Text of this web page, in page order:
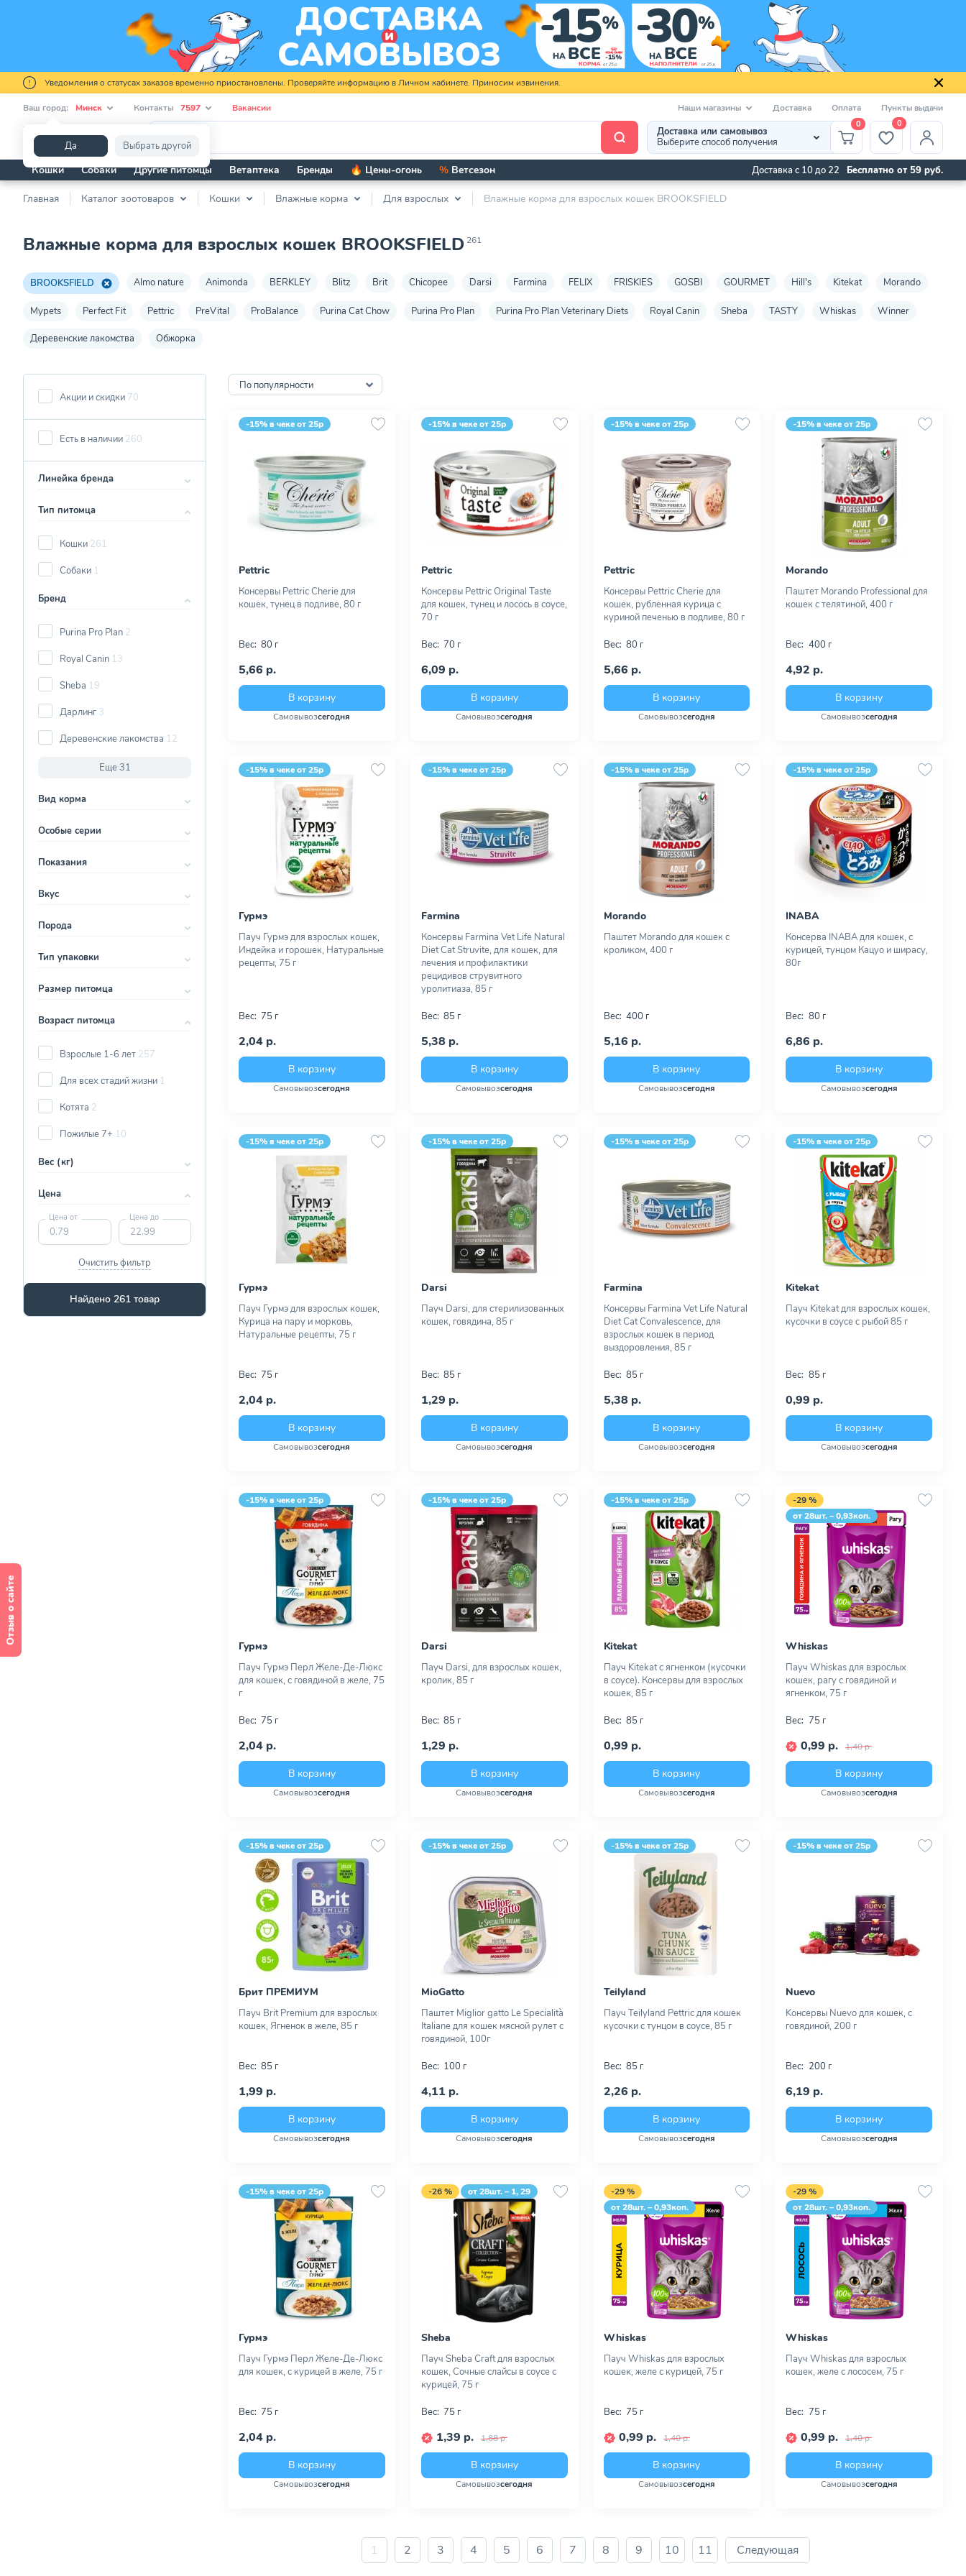
Уведомления о статусах заказов временно приостановлены. Проверяйте информацию в Личном кабинете. Приносим извинения.
Ваш город: Минск
Да Выбрать другой
Контакты 7597 Вакансии Наши магазины Доставка Оплата Пункты выдачи
Доставка или самовывоз
Выберите способ получения
0 0
Кошки Собаки Другие питомцы Ветаптека Бренды 🔥 Цены-огонь % Ветсезон Доставка с 10 до 22 Бесплатно от 59 руб.
Главная Каталог зоотоваров Кошки Влажные корма Для взрослых Влажные корма для взрослых кошек BROOKSFIELD
Влажные корма для взрослых кошек BROOKSFIELD 261
BROOKSFIELD Almo nature Animonda BERKLEY Blitz Brit Chicopee Darsi Farmina FELIX FRISKIES GOSBI GOURMET Hill's Kitekat Morando
Mypets Perfect Fit Pettric PreVital ProBalance Purina Cat Chow Purina Pro Plan Purina Pro Plan Veterinary Diets Royal Canin Sheba TASTY Whiskas Winner
Деревенские лакомства Обжорка
Акции и скидки 70
Есть в наличии 260
Линейка бренда
Тип питомца
Кошки 261
Собаки 1
Бренд
Purina Pro Plan 2
Royal Canin 13
Sheba 19
Дарлинг 3
Деревенские лакомства 12
Еще 31
Вид корма
Особые серии
Показания
Вкус
Порода
Тип упаковки
Размер питомца
Возраст питомца
Взрослые 1-6 лет 257
Для всех стадий жизни 1
Котята 2
Пожилые 7+ 10
Вес (кг)
Цена
Цена от Цена до
Найдено 261 товар
Очистить фильтр
По популярности
-15% в чеке от 25р
Pettric
Консервы Pettric Cherie для
кошек, тунец в подливе, 80 г
Вес: 80 г
5,66 р.
В корзину
Самовывозсегодня
-15% в чеке от 25р
Pettric
Консервы Pettric Original Taste
для кошек, тунец и лосось в соусе,
70 г
Вес: 70 г
6,09 р.
В корзину
Самовывозсегодня
-15% в чеке от 25р
Pettric
Консервы Pettric Cherie для
кошек, рубленная курица с
куриной печенью в подливе, 80 г
Вес: 80 г
5,66 р.
В корзину
Самовывозсегодня
-15% в чеке от 25р
Morando
Паштет Morando Professional для
кошек с телятиной, 400 г
Вес: 400 г
4,92 р.
В корзину
Самовывозсегодня
-15% в чеке от 25р
Гурмэ
Пауч Гурмэ для взрослых кошек,
Индейка и горошек, Натуральные
рецепты, 75 г
Вес: 75 г
2,04 р.
В корзину
Самовывозсегодня
-15% в чеке от 25р
Farmina
Консервы Farmina Vet Life Natural
Diet Cat Struvite, для кошек, для
лечения и профилактики
рецидивов струвитного
уролитиаза, 85 г
Вес: 85 г
5,38 р.
В корзину
Самовывозсегодня
-15% в чеке от 25р
Morando
Паштет Morando для кошек с
кроликом, 400 г
Вес: 400 г
5,16 р.
В корзину
Самовывозсегодня
-15% в чеке от 25р
INABA
Консерва INABA для кошек, с
курицей, тунцом Кацуо и ширасу,
80г
Вес: 80 г
6,86 р.
В корзину
Самовывозсегодня
-15% в чеке от 25р
Гурмэ
Пауч Гурмэ для взрослых кошек,
Курица на пару и морковь,
Натуральные рецепты, 75 г
Вес: 75 г
2,04 р.
В корзину
Самовывозсегодня
-15% в чеке от 25р
Darsi
Пауч Darsi, для стерилизованных
кошек, говядина, 85 г
Вес: 85 г
1,29 р.
В корзину
Самовывозсегодня
-15% в чеке от 25р
Farmina
Консервы Farmina Vet Life Natural
Diet Cat Convalescence, для
взрослых кошек в период
выздоровления, 85 г
Вес: 85 г
5,38 р.
В корзину
Самовывозсегодня
-15% в чеке от 25р
Kitekat
Пауч Kitekat для взрослых кошек,
кусочки в соусе с рыбой 85 г
Вес: 85 г
0,99 р.
В корзину
Самовывозсегодня
-15% в чеке от 25р
Гурмэ
Пауч Гурмэ Перл Желе-Де-Люкс
для кошек, с говядиной в желе, 75
г
Вес: 75 г
2,04 р.
В корзину
Самовывозсегодня
-15% в чеке от 25р
Darsi
Пауч Darsi, для взрослых кошек,
кролик, 85 г
Вес: 85 г
1,29 р.
В корзину
Самовывозсегодня
-15% в чеке от 25р
Kitekat
Пауч Kitekat с ягненком (кусочки
в соусе). Консервы для взрослых
кошек, 85 г
Вес: 85 г
0,99 р.
В корзину
Самовывозсегодня
-29 %
от 28шт. – 0,93коп.
Whiskas
Пауч Whiskas для взрослых
кошек, рагу с говядиной и
ягненком, 75 г
Вес: 75 г
0,99 р. 1,40 р.
В корзину
Самовывозсегодня
-15% в чеке от 25р
Брит ПРЕМИУМ
Пауч Brit Premium для взрослых
кошек, Ягненок в желе, 85 г
Вес: 85 г
1,99 р.
В корзину
Самовывозсегодня
-15% в чеке от 25р
MioGatto
Паштет Miglior gatto Le Specialità
Italiane для кошек мясной рулет с
говядиной, 100г
Вес: 100 г
4,11 р.
В корзину
Самовывозсегодня
-15% в чеке от 25р
Teilyland
Пауч Teilyland Pettric для кошек
кусочки с тунцом в соусе, 85 г
Вес: 85 г
2,26 р.
В корзину
Самовывозсегодня
-15% в чеке от 25р
Nuevo
Kонсервы Nuevo для кошек, с
говядиной, 200 г
Вес: 200 г
6,19 р.
В корзину
Самовывозсегодня
-15% в чеке от 25р
Гурмэ
Пауч Гурмэ Перл Желе-Де-Люкс
для кошек, с курицей в желе, 75 г
Вес: 75 г
2,04 р.
В корзину
Самовывозсегодня
-26 % от 28шт. – 1, 29
Sheba
Пауч Sheba Craft для взрослых
кошек, Сочные слайсы в соусе с
курицей, 75 г
Вес: 75 г
1,39 р. 1,88 р.
В корзину
Самовывозсегодня
-29 %
от 28шт. – 0,93коп.
Whiskas
Пауч Whiskas для взрослых
кошек, желе с курицей, 75 г
Вес: 75 г
0,99 р. 1,40 р.
В корзину
Самовывозсегодня
-29 %
от 28шт. – 0,93коп.
Whiskas
Пауч Whiskas для взрослых
кошек, желе с лососем, 75 г
Вес: 75 г
0,99 р. 1,40 р.
В корзину
Самовывозсегодня
1 2 3 4 5 6 7 8 9 10 11 Следующая
Отзыв о сайте